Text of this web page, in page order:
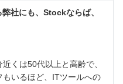
社にも、Stockならば、
くは50代以上と高齢で、
いるほど、ITツールへの